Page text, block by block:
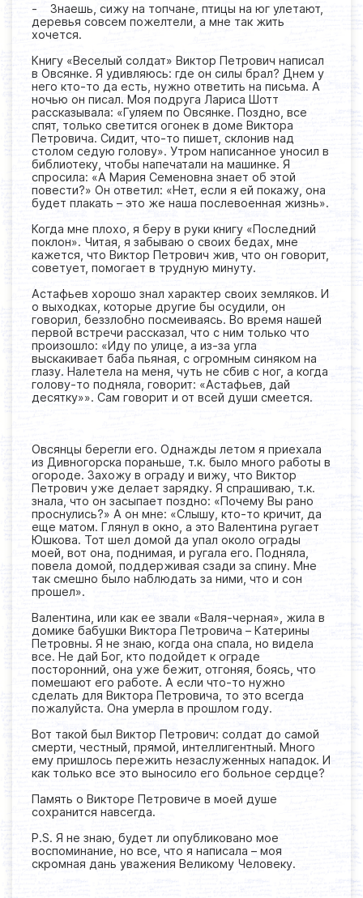
- Знаешь, сижу на топчане, птицы на юг улетают,
деревья совсем пожелтели, а мне так жить
хочется.
Книгу «Веселый солдат» Виктор Петрович написал
в Овсянке. Я удивляюсь: где он силы брал? Днем у
него кто-то да есть, нужно ответить на письма. А
ночью он писал. Моя подруга Лариса Шотт
рассказывала: «Гуляем по Овсянке. Поздно, все
спят, только светится огонек в доме Виктора
Петровича. Сидит, что-то пишет, склонив над
столом седую голову». Утром написанное уносил в
библиотеку, чтобы напечатали на машинке. Я
спросила: «А Мария Семеновна знает об этой
повести?» Он ответил: «Нет, если я ей покажу, она
будет плакать – это же наша послевоенная жизнь».
Когда мне плохо, я беру в руки книгу «Последний
поклон». Читая, я забываю о своих бедах, мне
кажется, что Виктор Петрович жив, что он говорит,
советует, помогает в трудную минуту.
Астафьев хорошо знал характер своих земляков. И
о выходках, которые другие бы осудили, он
говорил, беззлобно посмеиваясь. Во время нашей
первой встречи рассказал, что с ним только что
произошло: «Иду по улице, а из-за угла
выскакивает баба пьяная, с огромным синяком на
глазу. Налетела на меня, чуть не сбив с ног, а когда
голову-то подняла, говорит: «Астафьев, дай
десятку»». Сам говорит и от всей души смеется.
Овсянцы берегли его. Однажды летом я приехала
из Дивногорска пораньше, т.к. было много работы в
огороде. Захожу в ограду и вижу, что Виктор
Петрович уже делает зарядку. Я спрашиваю, т.к.
знала, что он засыпает поздно: «Почему Вы рано
проснулись?» А он мне: «Слышу, кто-то кричит, да
еще матом. Глянул в окно, а это Валентина ругает
Юшкова. Тот шел домой да упал около ограды
моей, вот она, поднимая, и ругала его. Подняла,
повела домой, поддерживая сзади за спину. Мне
так смешно было наблюдать за ними, что и сон
прошел».
Валентина, или как ее звали «Валя-черная», жила в
домике бабушки Виктора Петровича – Катерины
Петровны. Я не знаю, когда она спала, но видела
все. Не дай Бог, кто подойдет к ограде
посторонний, она уже бежит, отгоняя, боясь, что
помешают его работе. А если что-то нужно
сделать для Виктора Петровича, то это всегда
пожалуйста. Она умерла в прошлом году.
Вот такой был Виктор Петрович: солдат до самой
смерти, честный, прямой, интеллигентный. Много
ему пришлось пережить незаслуженных нападок. И
как только все это выносило его больное сердце?
Память о Викторе Петровиче в моей душе
сохранится навсегда.
P.S. Я не знаю, будет ли опубликовано мое
воспоминание, но все, что я написала – моя
скромная дань уважения Великому Человеку.